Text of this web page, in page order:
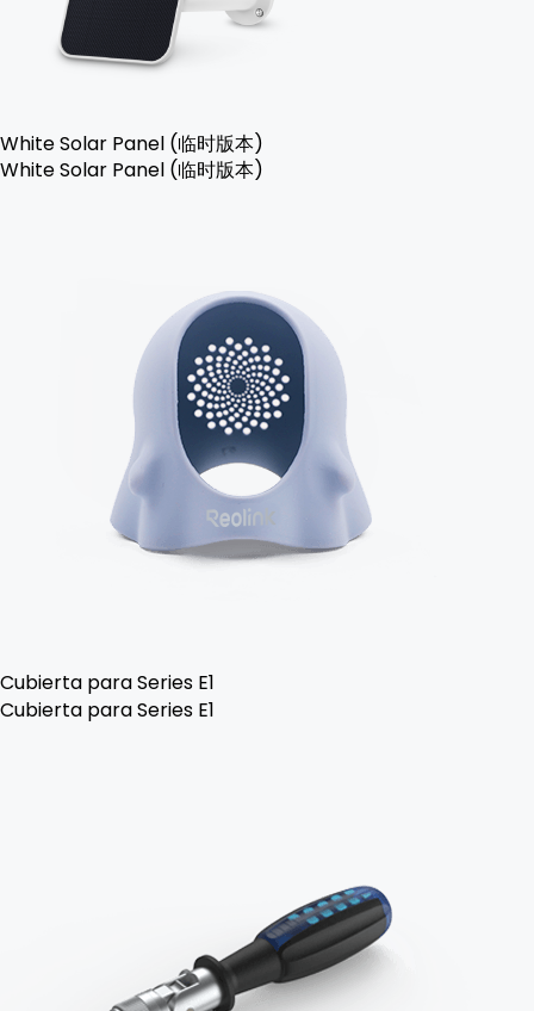
White Solar Panel (临时版本)
White Solar Panel (临时版本)
Cubierta para Series E1
Cubierta para Series E1